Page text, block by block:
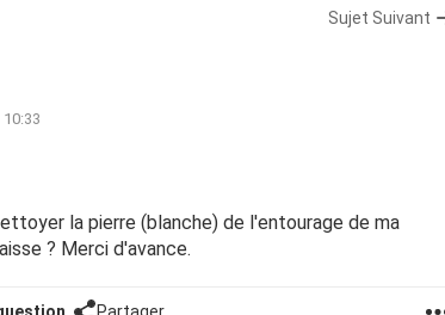
Sujet Suivant
la pierre (blanche) de l'entourage de ma
? Merci d'avance.
Partager